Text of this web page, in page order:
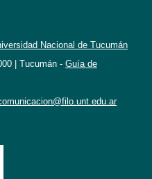
Nacional de Tucumán
| Tucumán - Guía de